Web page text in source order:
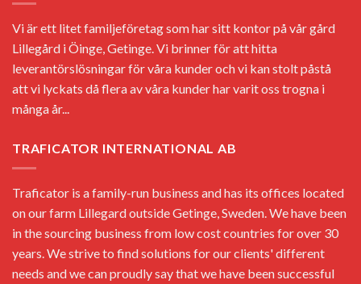
Vi är ett litet familjeföretag som har sitt kontor på vår gård
Lillegård i Öinge, Getinge. Vi brinner för att hitta
leverantörslösningar för våra kunder och vi kan stolt påstå
att vi lyckats då flera av våra kunder har varit oss trogna i
många år...
TRAFICATOR INTERNATIONAL AB
Traficator is a family-run business and has its offices located
on our farm Lillegard outside Getinge, Sweden. We have been
in the sourcing business from low cost countries for over 30
years. We strive to find solutions for our clients' different
needs and we can proudly say that we have been successful